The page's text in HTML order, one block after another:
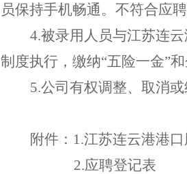
员保持手机畅通。不符合应聘
4.被录用人员与江苏连
制度执行，缴纳“五险一金”和
5.公司有权调整、取消
附件：1 .江苏连云港港
2.应聘登记表